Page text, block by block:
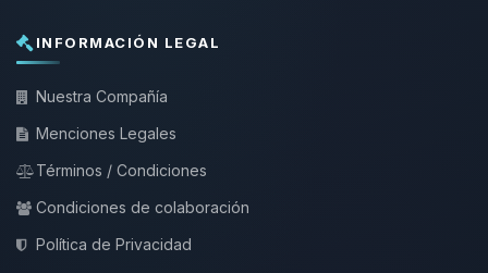
INFORMACIÓN LEGAL
Nuestra Compañía
Menciones Legales
Términos / Condiciones
Condiciones de colaboración
Política de Privacidad